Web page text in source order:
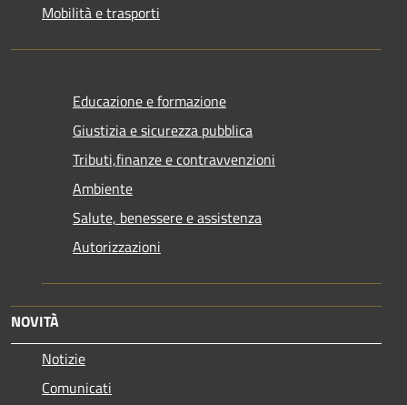
Mobilità e trasporti
Educazione e formazione
Giustizia e sicurezza pubblica
Tributi,finanze e contravvenzioni
Ambiente
Salute, benessere e assistenza
Autorizzazioni
NOVITÀ
Notizie
Comunicati